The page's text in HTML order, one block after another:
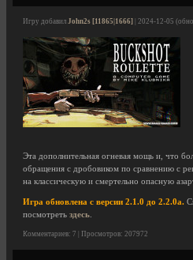
Игру добавил John2s [11865|1666] | 2024-12-05
Эта дополнительная огневая мощь и, что
обращения с дробовиком по сравнению с
на классическую и смертельно опасную
Игра обновлена с версии 2.1.0 до 2.2.0a.
посмотреть здесь
Комментариев: 7 | Просмотров: 207972